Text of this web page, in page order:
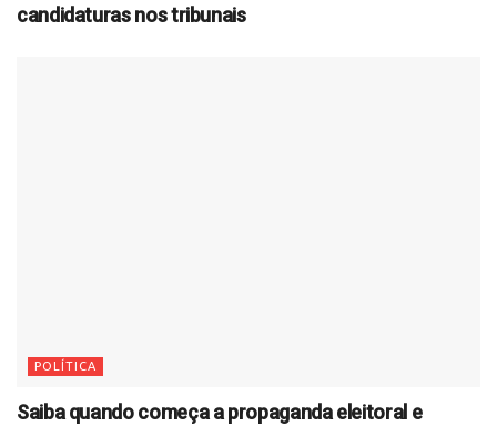
candidaturas nos tribunais
POLÍTICA
Saiba quando começa a propaganda eleitoral e